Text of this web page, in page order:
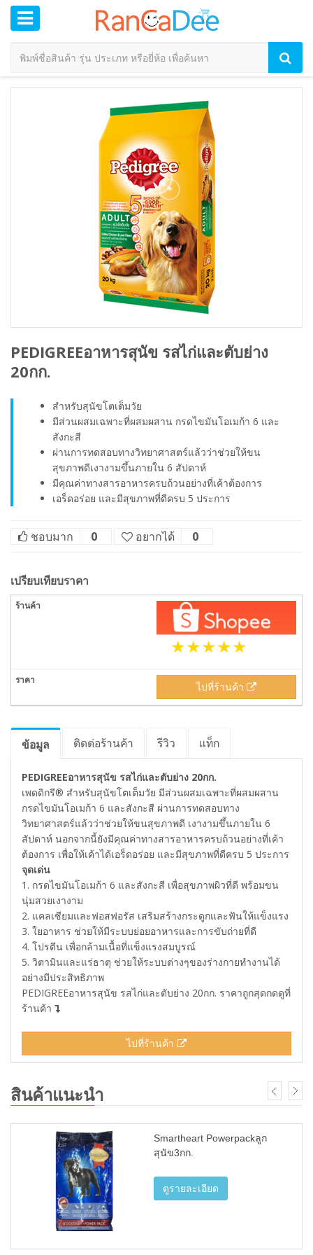
PEDIGREEอาหารสุนัข รสไก่และตับย่าง
20กก.
สำหรับสุนัขโตเต็มวัย
มีส่วนผสมเฉพาะที่ผสมผสาน กรดไขมันโอเมก้า 6 และ
สังกะสี
ผ่านการทดสอบทางวิทยาศาสตร์แล้วว่าช่วยให้ขน
สุขภาพดีเงางามขึ้นภายใน 6 สัปดาห์
มีคุณค่าทางสารอาหารครบถ้วนอย่างที่เค้าต้องการ
เอร็ดอร่อย และมีสุขภาพที่ดีครบ 5 ประการ
ชอบมาก 0 อยากได้ 0
เปรียบเทียบราคา
ไปที่ร้านค้า
ข้อมูล ติดต่อร้านค้า รีวิว แท็ก
PEDIGREEอาหารสุนัข รสไก่และตับย่าง 20กก.
เพดดิกรี® สำหรับสุนัขโตเต็มวัย มีส่วนผสมเฉพาะที่ผสมผสาน
กรดไขมันโอเมก้า 6 และสังกะสี ผ่านการทดสอบทาง
วิทยาศาสตร์แล้วว่าช่วยให้ขนสุขภาพดี เงางามขึ้นภายใน 6
สัปดาห์ นอกจากนี้ยังมีคุณค่าทางสารอาหารครบถ้วนอย่างที่เค้า
ต้องการ เพื่อให้เค้าได้เอร็ดอร่อย และมีสุขภาพที่ดีครบ 5 ประการ
จุดเด่น
1. กรดไขมันโอเมก้า 6 และสังกะสี เพื่อสุขภาพผิวที่ดี พร้อมขน
นุ่มสวยเงางาม
2. แคลเซียมและฟอสฟอรัส เสริมสร้างกระดูกและฟันให้แข็งแรง
3. ใยอาหาร ช่วยให้มีระบบย่อยอาหารและการขับถ่ายที่ดี
4. โปรตีน เพื่อกล้ามเนื้อที่แข็งแรงสมบูรณ์
5. วิตามินและแร่ธาตุ ช่วยให้ระบบต่างๆของร่างกายทำงานได้
อย่างมีประสิทธิภาพ
PEDIGREEอาหารสุนัข รสไก่และตับย่าง 20กก. ราคาถูกสุดกดดูที่
ร้านค้า
ไปที่ร้านค้า
สินค้าแนะนำ
Smartheart Powerpackลูก
สุนัข3กก.
ดูรายละเอียด